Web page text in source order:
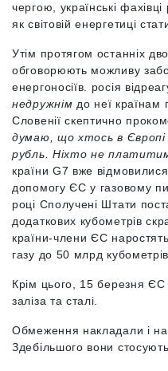
чергою, українські
як світовій енергетиці
Утім протягом останніх
обговорюють можливу
енергоносіїв. росія
недружнім до неї країнам
Словенії скептично
думаю, що хтось в Європі
рубль. Ніхто не
країни G7 вже
допомогу ЄС у газовому
році Сполучені Штати
додаткових кубометрів
країни-члени ЄС
газу до 50 млрд кубометрів
Крім цього, 15 березня ЄС
заліза та сталі.
Обмеження накладали і на
Здебільшого вони